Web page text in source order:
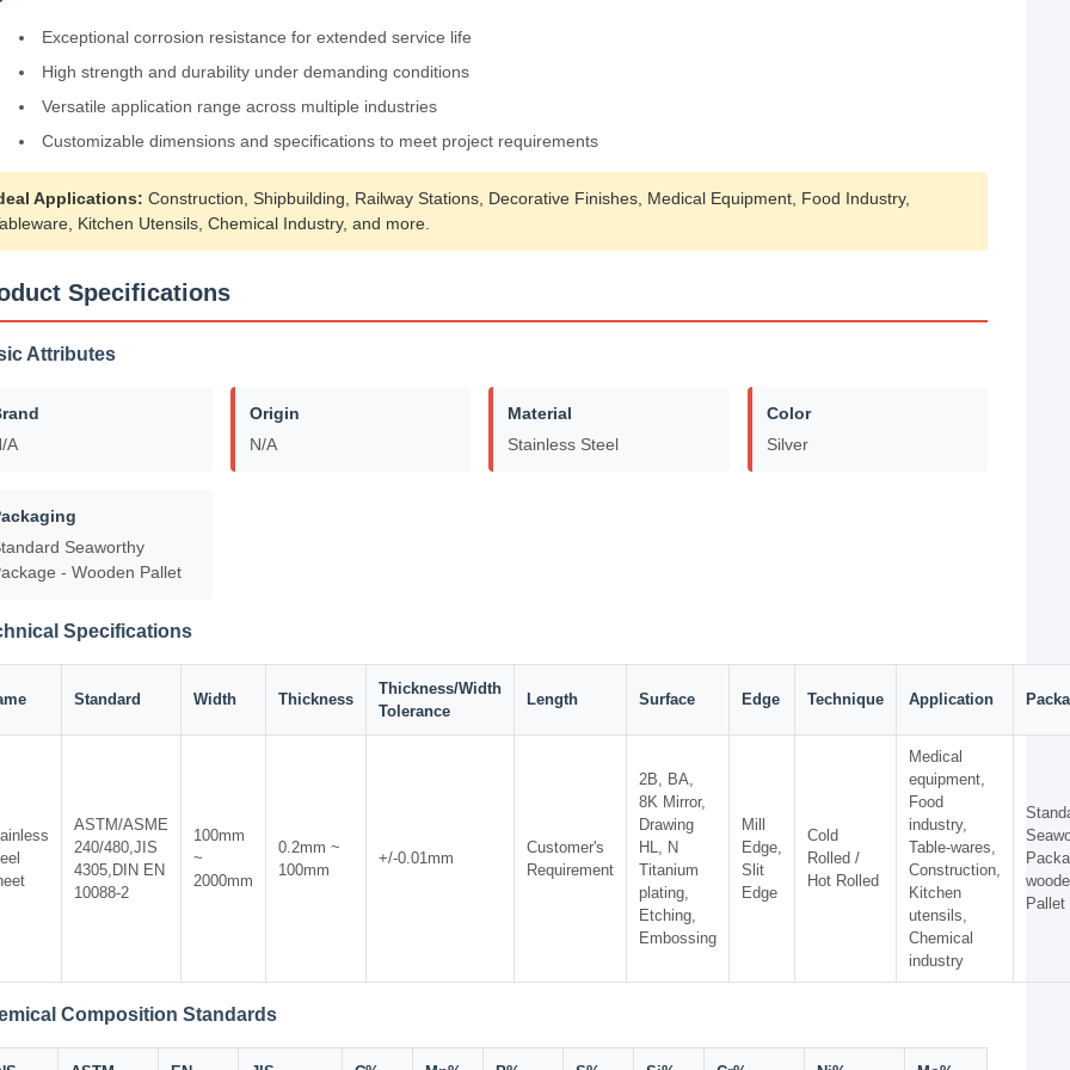
Exceptional corrosion resistance for extended service life
High strength and durability under demanding conditions
Versatile application range across multiple industries
Customizable dimensions and specifications to meet project requirements
Applications: Construction, Shipbuilding, Railway Stations, Decorative Finishes, Medical Equipment, Food Industry,
Kitchen Utensils, Chemical Industry, and more.
Specifications
Attributes
A
Origin
N/A
Material
Stainless Steel
Color
Silver
Seaworthy
- Wooden Pallet
Specifications
Standard Width Thickness
Thickness/Width
Tolerance
Length Surface Edge Technique Application
ASTM/ASME
240/480,JIS
4305,DIN EN
10088-2
100mm
~
2000mm
0.2mm ~
100mm
+/-0.01mm
Customer's
Requirement
2B, BA,
8K Mirror,
Drawing
HL, N
Titanium
plating,
Etching,
Embossing
Mill
Edge,
Slit
Edge
Cold
Rolled /
Hot Rolled
Medical
equipment,
Food
industry,
Table-wares,
Construction,
Kitchen
utensils,
Chemical
industry
Pallet
Composition Standards